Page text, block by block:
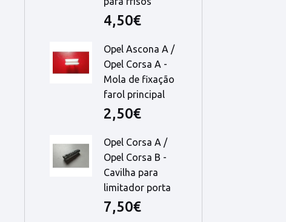
4,50€
Opel Ascona A /
Opel Corsa A -
Mola de fixação
farol principal
2,50€
Opel Corsa A /
Opel Corsa B -
Cavilha para
limitador porta
7,50€